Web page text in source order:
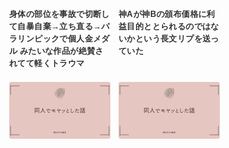
身体の部位を事故で切断し
て自暴自棄→立ち直る→パ
ラリンピックで個人金メダ
ル みたいな作品が絶賛さ
れてて軽くトラウマ
神Aが神Bの頒布価格に利
益目的ととられるのではな
いかという長文リプを送っ
ていた